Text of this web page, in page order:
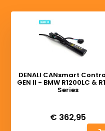
DENALI CANsmart
GEN II - BMW R1200LC &
Series
€ 362,95